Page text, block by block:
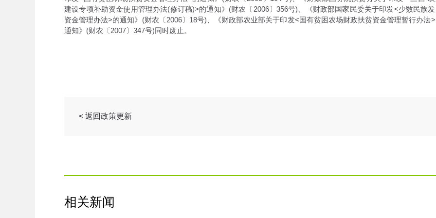
建设专项补助资金使用管理办法(修订稿)>的通知》(财农〔2006〕356号)、《财政部国家民委关于印发<少数民族
资金管理办法>的通知》(财农〔2006〕18号)、《财政部农业部关于印发<国有贫困农场财政扶贫资金管理暂行办法
通知》(财农〔2007〕347号)同时废止。
< 返回政策更新
相关新闻